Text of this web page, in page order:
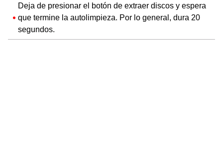
Deja de presionar el botón de extraer discos y espera
que termine la autolimpieza. Por lo general, dura 20
segundos.